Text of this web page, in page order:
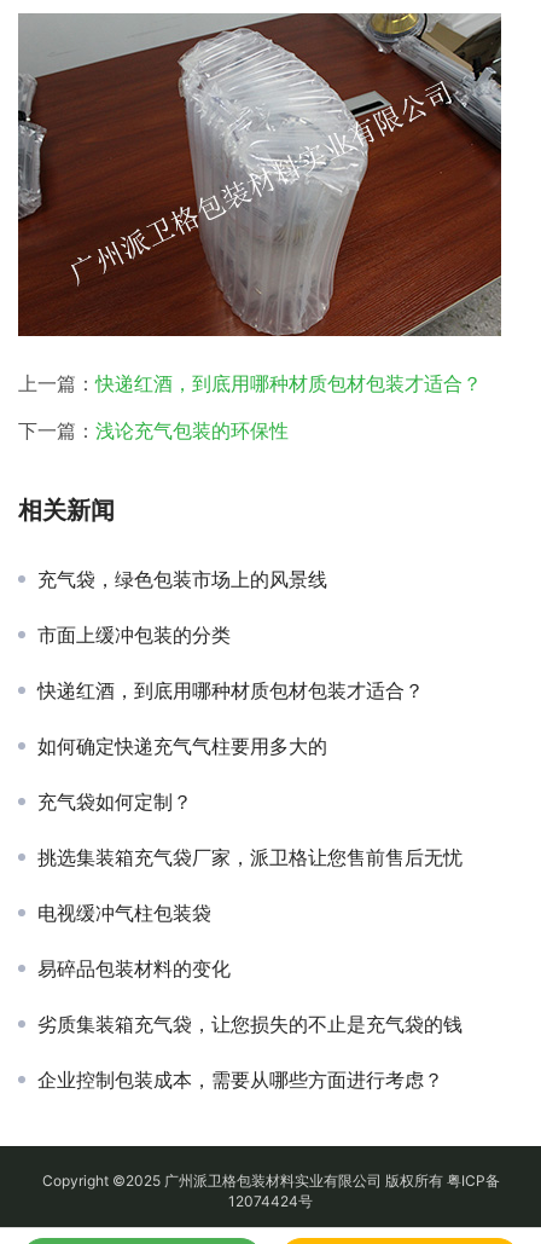
上一篇：快递红酒，到底用哪种材质包材包装才适合？
下一篇： 浅论充气包装的环保性
相关新闻
充气袋，绿色包装市场上的风景线
市面上缓冲包装的分类
快递红酒，到底用哪种材质包材包装才适合？
如何确定快递充气气柱要用多大的
充气袋如何定制？
挑选集装箱充气袋厂家，派卫格让您售前售后无忧
电视缓冲气柱包装袋
易碎品包装材料的变化
劣质集装箱充气袋，让您损失的不止是充气袋的钱
企业控制包装成本，需要从哪些方面进行考虑？
Copyright ©2025 广州派卫格包装材料实业有限公司 版权所有 粤ICP备
12074424号